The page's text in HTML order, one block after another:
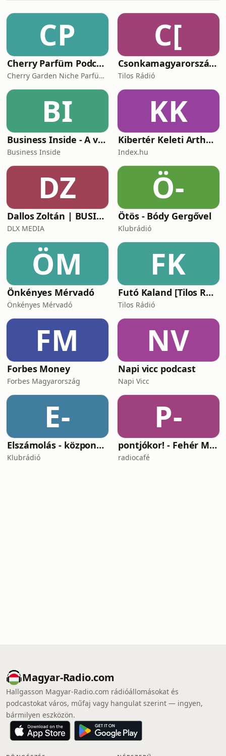
CP
Cherry Parfüm Podcast
Cherry Garden Niche Parfüméria
C[
Csonkamagyarország [Tilos Rádió podcast]
Tilos Rádió
BI
Business Inside - A vállalkozók pszichológiája
Business Inside
KK
Kibertér Keleti Arthurral
Index.hu
DZ
Dallos Zoltán | BUSINESS
DLX MEDIA
Ö-
Ötös - Bódy Gergővel
Klubrádió
ÖM
Önkényes Mérvadó
Önkényes Mérvadó
FK
Futó Kaland [Tilos Rádió podcast]
Tilos Rádió
FM
Forbes Money
Forbes Magyarország
NV
Napi vicc podcast
Napi Vicc
E-
Elszámolás - központosítás, lojalitás és a függetlenség ára
Klubrádió
P-
pontjókor! - Fehér Mariannal
radiocafé
Magyar-Radio.com
Hallgasson Magyar-Radio.com rádióállomásokat és
podcastokat város, műfaj vagy hangulat szerint — ingyen,
bármilyen eszközön.